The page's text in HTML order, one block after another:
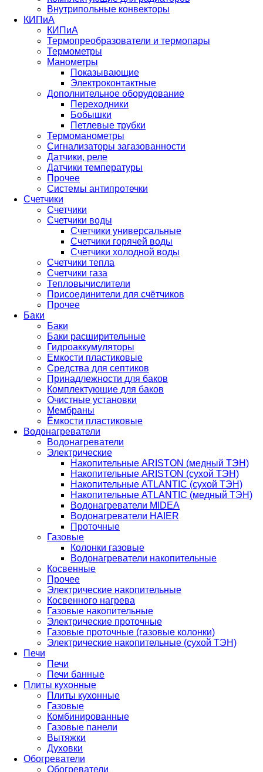
Внутрипольные конвекторы
КИПиА
КИПиА
Термопреобразователи и термопары
Термометры
Манометры
Показывающие
Электроконтактные
Дополнительное оборудование
Переходники
Бобышки
Петлевые трубки
Термоманометры
Сигнализаторы загазованности
Датчики, реле
Датчики температуры
Прочее
Системы антипротечки
Счетчики
Счетчики
Счетчики воды
Счетчики универсальные
Счетчики горячей воды
Счетчики холодной воды
Счетчики тепла
Счетчики газа
Тепловычислители
Присоединители для счётчиков
Прочее
Баки
Баки
Баки расширительные
Гидроаккумуляторы
Емкости пластиковые
Средства для септиков
Принадлежности для баков
Комплектующие для баков
Очистные установки
Мембраны
Ёмкости пластиковые
Водонагреватели
Водонагреватели
Электрические
Накопительные ARISTON (медный ТЭН)
Накопительные ARISTON (сухой ТЭН)
Накопительные ATLANTIC (сухой ТЭН)
Накопительные ATLANTIC (медный ТЭН)
Водонагреватели MIDEA
Водонагреватели HAIER
Проточные
Газовые
Колонки газовые
Водонагреватели накопительные
Косвенные
Прочее
Электрические накопительные
Косвенного нагрева
Газовые накопительные
Электрические проточные
Газовые проточные (газовые колонки)
Электрические накопительные (сухой ТЭН)
Печи
Печи
Печи банные
Плиты кухонные
Плиты кухонные
Газовые
Комбинированные
Газовые панели
Вытяжки
Духовки
Обогреватели
Обогреватели